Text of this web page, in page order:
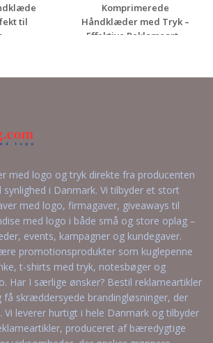
til
Komprimerede
Håndklæder med Tryk –
Effektive Reklameart...
tilbud
med logo og tryk direkte fra producenten
i Danmark. Vi tilbyder et stort
med logo, firmagaver, giveaways til
med logo i både små og store oplag –
events, kampagner og kundegaver.
promotionsprodukter som kuglepenne
t-shirts med tryk, notesbøger og
Har I særlige ønsker? Bestil reklameartikler
få skræddersyede brandingløsninger, der
Vi leverer hurtigt i hele Danmark og tilbyder
produceret af bæredygtige